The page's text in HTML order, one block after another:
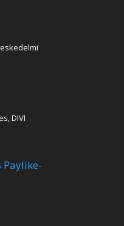
DIVI
Paylike-